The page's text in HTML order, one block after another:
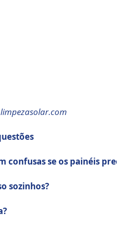
confusas se os painéis
sozinhos?